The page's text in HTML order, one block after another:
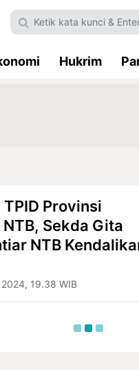
Hukrim
Provinsi
Sekda Gita
NTB
19.38 WIB